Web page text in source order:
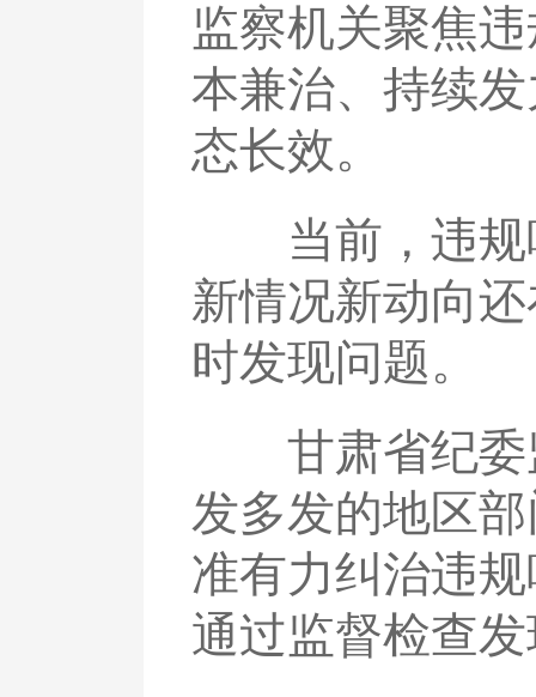
监察机关聚焦
本兼治、持续
态长效。
当前，违规
新情况新动向
时发现问题。
甘肃省纪委
发多发的地区
准有力纠治违
通过监督检查